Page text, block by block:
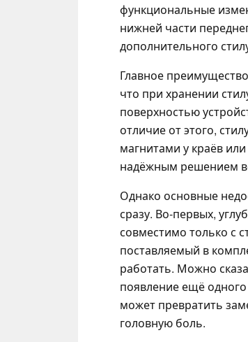
функциональные
нижней части
дополнительного
Главное
что при хранении
поверхностью
отличие от этого,
магнитами у краёв
надёжным решением
Однако основные
сразу. Во-первых,
совместимо только с
поставляемый в
работать. Можно
появление ещё
может превратить
головную боль.